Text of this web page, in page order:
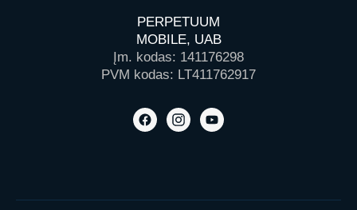
PERPETUUM
MOBILE, UAB
Įm. kodas: 141176298
PVM kodas: LT411762917